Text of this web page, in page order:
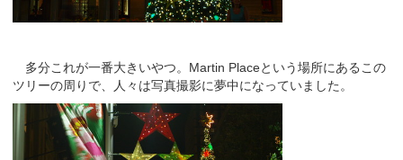
多分これが一番大きいやつ。Martin Placeという場所にあるこの
ツリーの周りで、人々は写真撮影に夢中になっていました。